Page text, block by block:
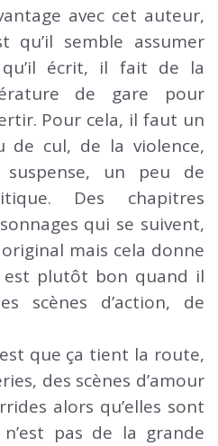
avec cet auteur,
qu’il semble assumer
écrit, il fait de la
de gare pour
Pour cela, il faut un
de cul, de la violence,
suspense, un peu de
Des chapitres
qui se suivent,
mais cela donne
plutôt bon quand il
scènes d’action, de
que ça tient la route,
des scènes d’amour
alors qu’elles sont
pas de la grande